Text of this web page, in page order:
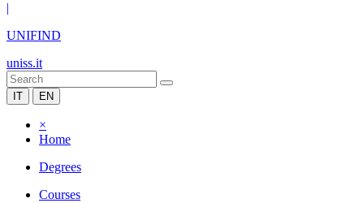
|
UNIFIND
uniss.it
IT EN
×
Home
Degrees
Courses